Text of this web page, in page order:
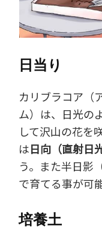
日当り
カリブラコア（
ム）は、日光の
して沢山の花を
は日向（直射日
う。また半日影
で育てる事が可
培養土